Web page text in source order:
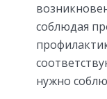
соблюдая
нужно